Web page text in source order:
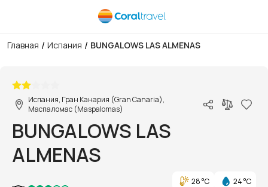
Главная / Испания / BUNGALOWS LAS ALMENAS
Испания, Гран Канария (Gran Canaria),
Маспаломас (Maspalomas)
BUNGALOWS LAS
ALMENAS
28 °C
24 °C